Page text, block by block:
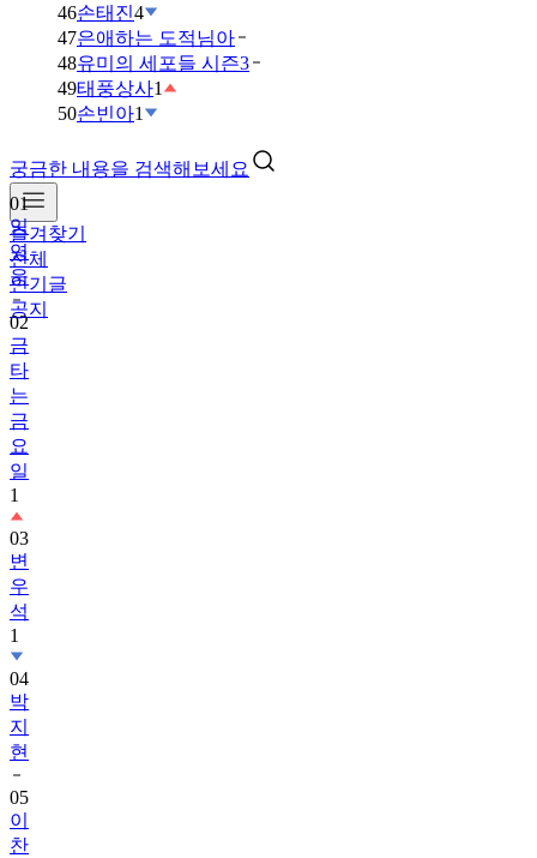
46손태진4
47은애하는 도적님아
48유미의 세포들 시즌3
49태풍상사1
50손빈아1
궁금한 내용을 검색해보세요
즐겨찾기
전체
인기글
공지
01
임
영
웅
02
금
타
는
금
요
일
1
03
변
우
석
1
04
박
지
현
05
이
찬